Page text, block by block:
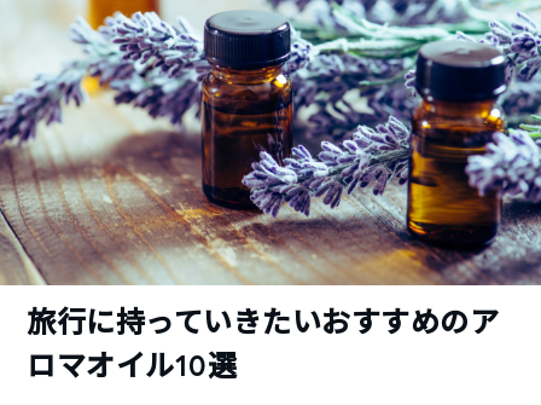
旅行に持っていきたいおすすめのア
ロマオイル10選